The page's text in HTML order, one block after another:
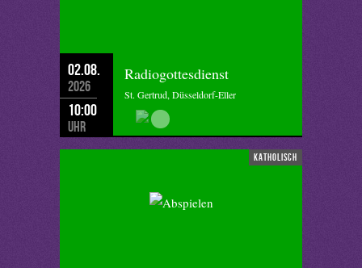
02.08.
2026
10:00
Uhr
Radiogottesdienst
St. Gertrud, Düsseldorf-Eller
katholisch